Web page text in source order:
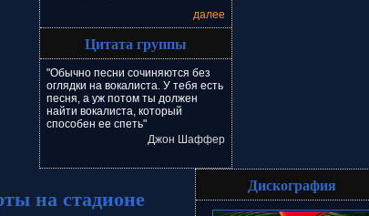
далее
Цитата группы
"Обычно песни сочиняются без
оглядки на вокалиста. У тебя есть
песня, а уж потом ты должен
найти вокалиста, который
способен ее спеть"
Джон Шаффер
на стадионе Дискография